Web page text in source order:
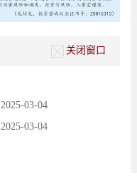
关闭窗口
2025-03-04
2025-03-04